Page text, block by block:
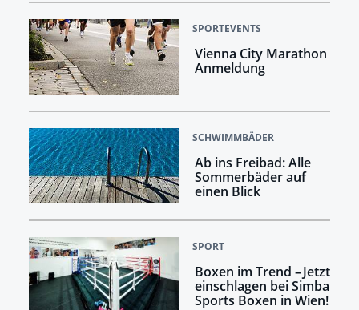
SPORTEVENTS
Vienna City Marathon
Anmeldung
SCHWIMMBÄDER
Ab ins Freibad: Alle
Sommerbäder auf
einen Blick
SPORT
Boxen im Trend – Jetzt
einschlagen bei Simba
Sports Boxen in Wien!